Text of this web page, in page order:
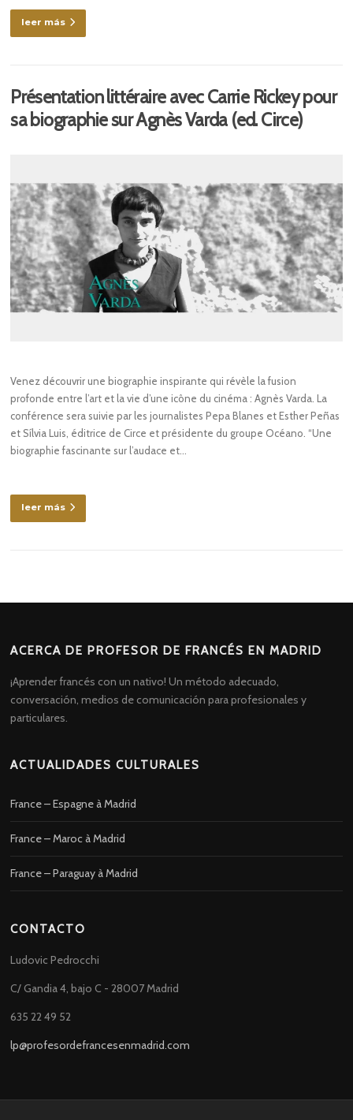
leer más
Présentation littéraire avec Carrie Rickey pour
sa biographie sur Agnès Varda (ed. Circe)
Venez découvrir une biographie inspirante qui révèle la fusion
profonde entre l’art et la vie d’une icône du cinéma : Agnès Varda. La
conférence sera suivie par les journalistes Pepa Blanes et Esther Peñas
et Sílvia Luis, éditrice de Circe et présidente du groupe Océano. “Une
biographie fascinante sur l’audace et…
leer más
ACERCA DE PROFESOR DE FRANCÉS EN MADRID
¡Aprender francés con un nativo! Un método adecuado,
conversación, medios de comunicación para profesionales y
particulares.
ACTUALIDADES CULTURALES
France – Espagne à Madrid
France – Maroc à Madrid
France – Paraguay à Madrid
CONTACTO
Ludovic Pedrocchi
C/ Gandia 4, bajo C - 28007 Madrid
635 22 49 52
lp@profesordefrancesenmadrid.com